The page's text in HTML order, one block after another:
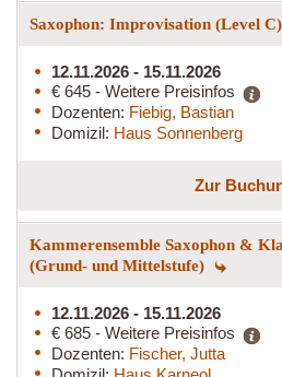
Saxophon: Improvisation (Level C)
12.11.2026 - 15.11.2026
€ 645 - Weitere Preisinfos
Dozenten: Fiebig, Bastian
Domizil: Haus Sonnenberg
Zur
Kammerensemble Saxophon &
(Grund- und Mittelstufe)
12.11.2026 - 15.11.2026
€ 685 - Weitere Preisinfos
Dozenten: Fischer, Jutta